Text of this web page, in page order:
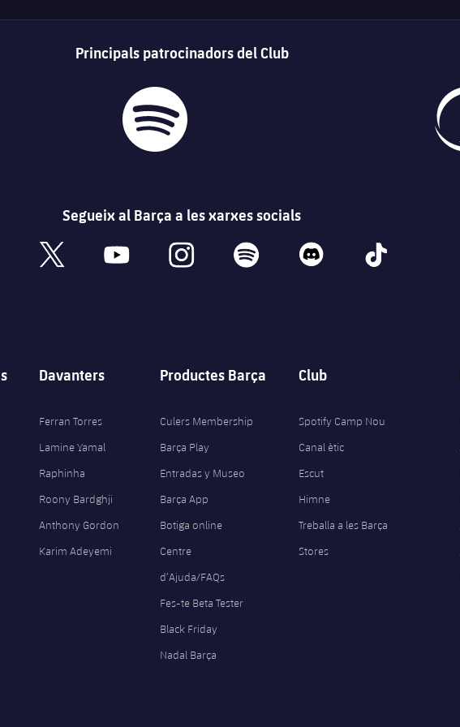
Principals patrocinadors del Club
Segueix al Barça a les xarxes socials
x youtube instagram spotify discord tiktok
Davanters
Ferran Torres
Lamine Yamal
Raphinha
Roony Bardghji
Anthony Gordon
Karim Adeyemi
Productes Barça
Culers Membership
Barça Play
Entradas y Museo
Barça App
Botiga online
Centre
d’Ajuda/FAQs
Fes-te Beta Tester
Black Friday
Nadal Barça
Club
Spotify Camp Nou
Canal ètic
Escut
Himne
Treballa a les Barça
Stores